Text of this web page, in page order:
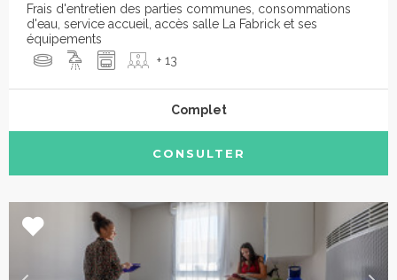
Frais d'entretien des parties communes, consommations
d'eau, service accueil, accès salle La Fabrick et ses
équipements
+ 13
Complet
CONSULTER